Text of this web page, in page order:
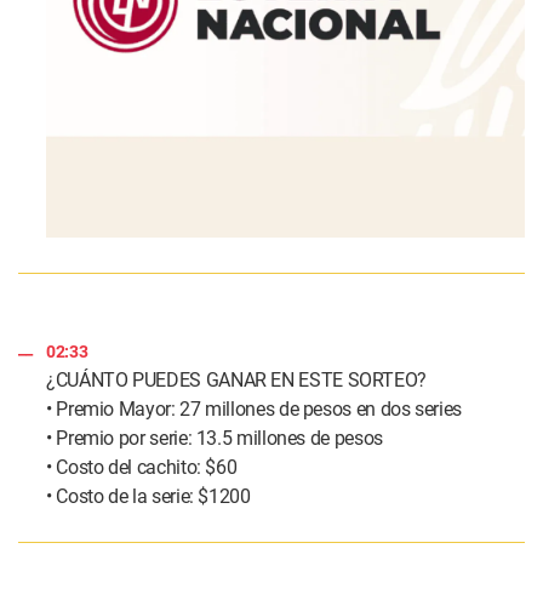
02:33
¿CUÁNTO PUEDES GANAR EN ESTE SORTEO?
• Premio Mayor: 27 millones de pesos en dos series
• Premio por serie: 13.5 millones de pesos
• Costo del cachito: $60
• Costo de la serie: $1200